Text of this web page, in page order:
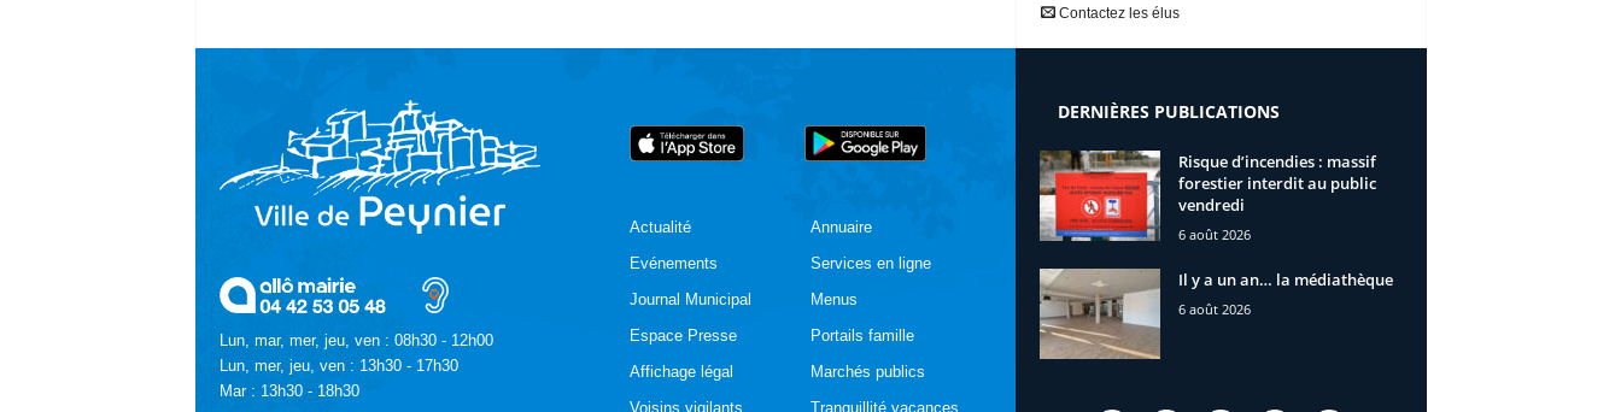
Contactez les élus
Lun, mar, mer, jeu, ven : 08h30 - 12h00
Lun, mer, jeu, ven : 13h30 - 17h30
Mar : 13h30 - 18h30
Actualité
Evénements
Journal Municipal
Espace Presse
Affichage légal
Voisins vigilants
Annuaire
Services en ligne
Menus
Portails famille
Marchés publics
Tranquillité vacances
DERNIÈRES PUBLICATIONS
Risque d’incendies : massif
forestier interdit au public
vendredi
6 août 2026
Il y a un an… la médiathèque
6 août 2026